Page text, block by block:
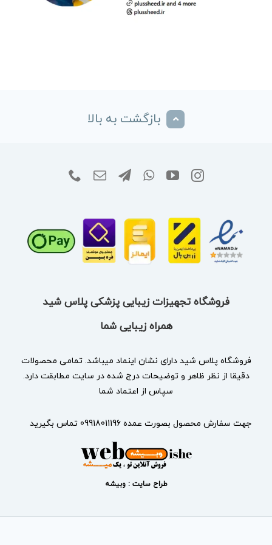
بازگشت به بالا
فروشگاه تجهیزات زیبایی پزشکی پلاس شید
همراه زیبایی شما
فروشگاه پلاس شید دارای نشان اینماد میباشد. تمامی محصولات
دقیقا از نظر ظاهر و توضیحات درج شده در سایت مطابقت دارد.
سپاس از اعتماد شما
جهت سفارش محصول بصورت عمده 09918011196 تماس بگیرید
طراح سایت : وبیشه